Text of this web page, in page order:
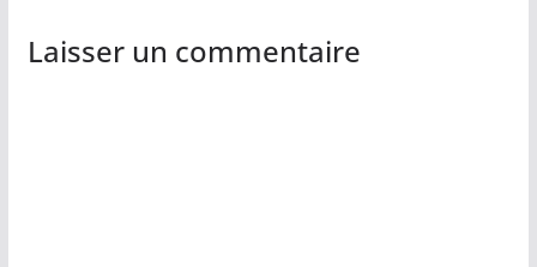
Laisser un commentaire